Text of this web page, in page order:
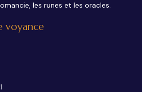
les runes et les oracles.
voyance